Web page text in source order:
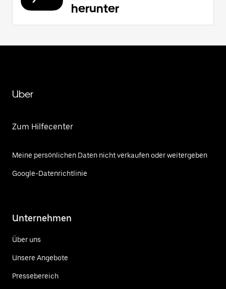
herunter
Uber
Zum Hilfecenter
Meine persönlichen Daten nicht verkaufen oder weitergeben
Google-Datenrichtlinie
Unternehmen
Über uns
Unsere Angebote
Pressebereich